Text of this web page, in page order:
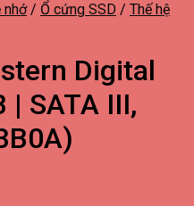
nhớ / Ổ cứng SSD / Thế hệ
Digital
| SATA III,